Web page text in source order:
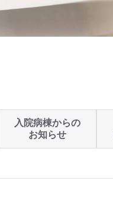
入院病棟からの
お知らせ